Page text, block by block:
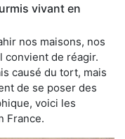
vivant en
nos maisons, nos
convient de réagir.
causé du tort, mais
de se poser des
voici les
France.